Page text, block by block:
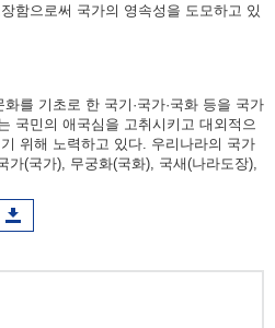
함으로써 국가의 영속성을 도모하고 있
를 기초로 한 국기·국가·국화 등을 국가
국민의 애국심을 고취시키고 대외적으
위해 노력하고 있다. 우리나라의 국가
가(국가), 무궁화(국화), 국새(나라도장),